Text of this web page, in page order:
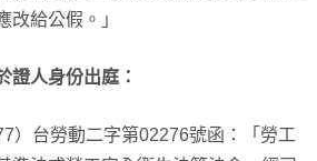
改給公假。」
證人身份出庭：
）台勞動二字第02276號函：「勞工